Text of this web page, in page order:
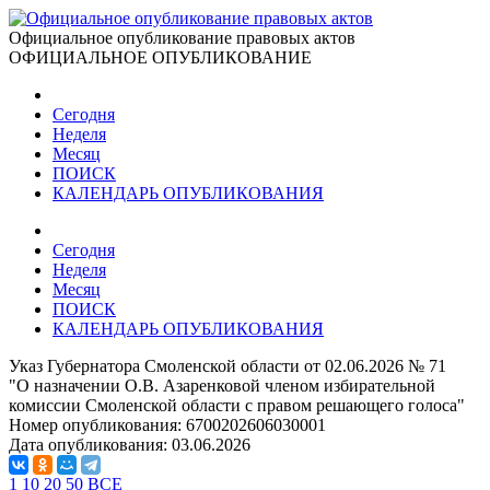
Официальное опубликование правовых актов
ОФИЦИАЛЬНОЕ ОПУБЛИКОВАНИЕ
Сегодня
Неделя
Месяц
ПОИСК
КАЛЕНДАРЬ ОПУБЛИКОВАНИЯ
Сегодня
Неделя
Месяц
ПОИСК
КАЛЕНДАРЬ ОПУБЛИКОВАНИЯ
Указ Губернатора Смоленской области от 02.06.2026 № 71
"О назначении О.В. Азаренковой членом избирательной
комиссии Смоленской области с правом решающего голоса"
Номер опубликования: 6700202606030001
Дата опубликования: 03.06.2026
1 10 20 50 ВСЕ